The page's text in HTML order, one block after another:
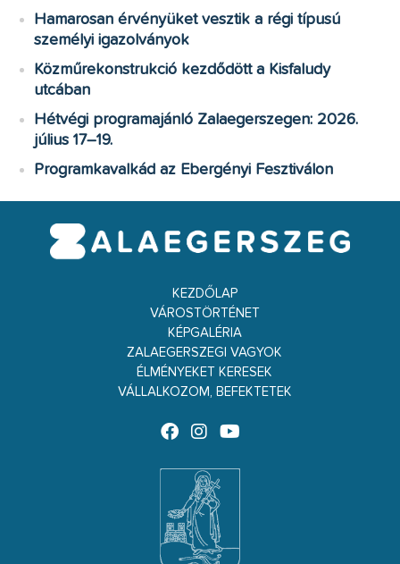
Hamarosan érvényüket vesztik a régi típusú
személyi igazolványok
Közműrekonstrukció kezdődött a Kisfaludy
utcában
Hétvégi programajánló Zalaegerszegen: 2026.
július 17–19.
Programkavalkád az Ebergényi Fesztiválon
KEZDŐLAP
VÁROSTÖRTÉNET
KÉPGALÉRIA
ZALAEGERSZEGI VAGYOK
ÉLMÉNYEKET KERESEK
VÁLLALKOZOM, BEFEKTETEK